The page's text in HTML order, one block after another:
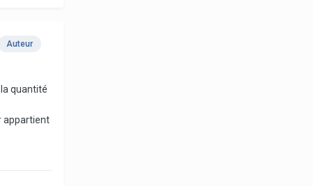
Auteur
quantité
appartient